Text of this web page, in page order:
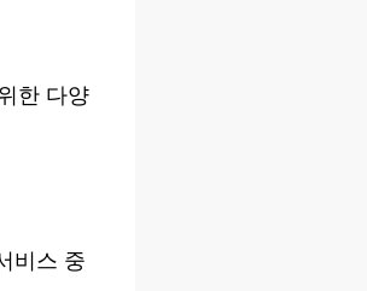
한 다양
비스 중